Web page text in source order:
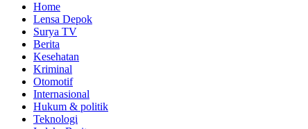
Home
Lensa Depok
Surya TV
Berita
Kesehatan
Kriminal
Otomotif
Internasional
Hukum & politik
Teknologi